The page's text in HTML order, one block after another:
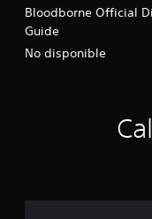
Bloodborne Official
Guide
No disponible